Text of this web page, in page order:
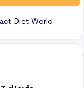
Diet World